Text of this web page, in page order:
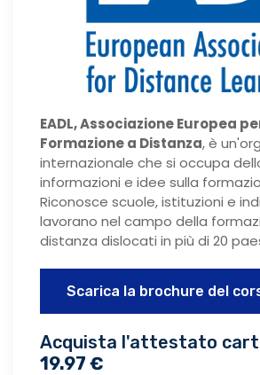
EADL, Associazione Europea
Formazione a Distanza, è
internazionale che si occupa
informazioni e idee sulla
Riconosce scuole, istituzioni e
lavorano nel campo della
distanza dislocati in più di 20
Scarica la brochure del
Acquista l'attestato
19.97 €